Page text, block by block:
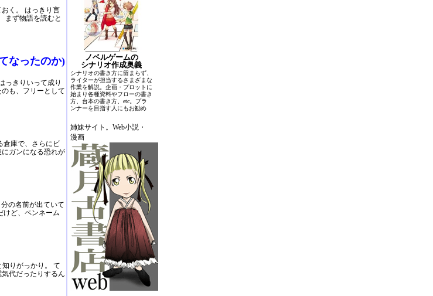
く。 はっきり言
まず物語を読むと
なったのか)
っきりいって成り
も、フリーとして
倉庫で、さらにビ
ガンになる恐れが
の名前が出ていて
けど、ペンネーム
りがっかり。 て
代だったりするん
ノベルゲームの
シナリオ作成奥義
シナリオの書き方に留まらず、
ライターが担当するさまざまな
作業を解説。企画・プロットに
始まり各種資料やフローの書き
方、台本の書き方、etc。プラ
ンナーを目指す人にもお勧め
姉妹サイト。Web小説・
漫画